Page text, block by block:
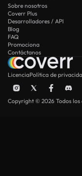
Sobre nosotros
Coverr Plus
Desarrolladores / API
Blog
FAQ
Promociona
Contáctanos
LicenciaPolítica de
Copyright © 2026 Todos los